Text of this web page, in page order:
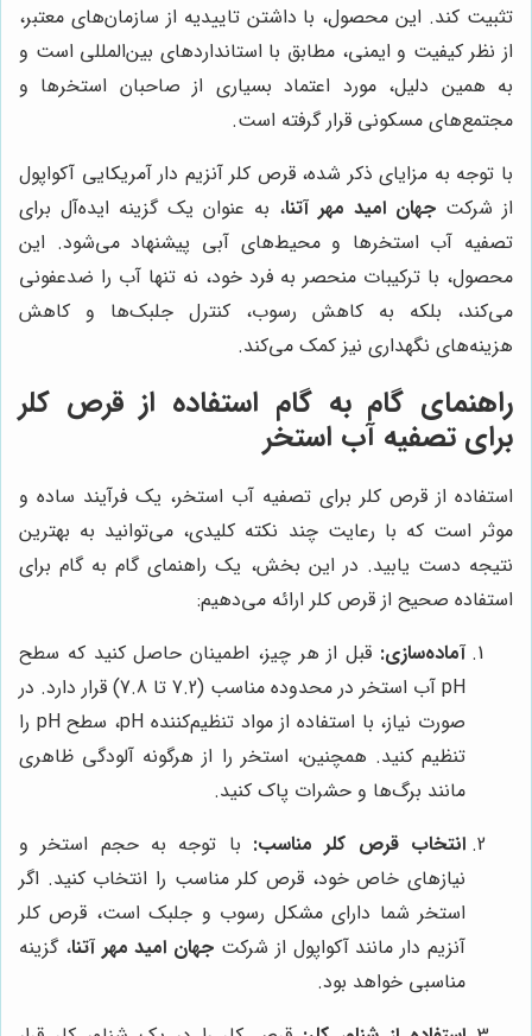
تثبیت کند. این محصول، با داشتن تاییدیه از سازمان‌های معتبر،
از نظر کیفیت و ایمنی، مطابق با استانداردهای بین‌المللی است و
به همین دلیل، مورد اعتماد بسیاری از صاحبان استخرها و
مجتمع‌های مسکونی قرار گرفته است.
با توجه به مزایای ذکر شده، قرص کلر آنزیم دار آمریکایی آکواپول
از شرکت جهان امید مهر آتنا، به عنوان یک گزینه ایده‌آل برای
تصفیه آب استخرها و محیط‌های آبی پیشنهاد می‌شود. این
محصول، با ترکیبات منحصر به فرد خود، نه تنها آب را ضدعفونی
می‌کند، بلکه به کاهش رسوب، کنترل جلبک‌ها و کاهش
هزینه‌های نگهداری نیز کمک می‌کند.
راهنمای گام به گام استفاده از قرص کلر
برای تصفیه آب استخر
استفاده از قرص کلر برای تصفیه آب استخر، یک فرآیند ساده و
موثر است که با رعایت چند نکته کلیدی، می‌توانید به بهترین
نتیجه دست یابید. در این بخش، یک راهنمای گام به گام برای
استفاده صحیح از قرص کلر ارائه می‌دهیم:
آماده‌سازی: قبل از هر چیز، اطمینان حاصل کنید که سطح
pH آب استخر در محدوده مناسب (7.2 تا 7.8) قرار دارد. در
صورت نیاز، با استفاده از مواد تنظیم‌کننده pH، سطح pH را
تنظیم کنید. همچنین، استخر را از هرگونه آلودگی ظاهری
مانند برگ‌ها و حشرات پاک کنید.
انتخاب قرص کلر مناسب: با توجه به حجم استخر و
نیازهای خاص خود، قرص کلر مناسب را انتخاب کنید. اگر
استخر شما دارای مشکل رسوب و جلبک است، قرص کلر
آنزیم دار مانند آکواپول از شرکت جهان امید مهر آتنا، گزینه
مناسبی خواهد بود.